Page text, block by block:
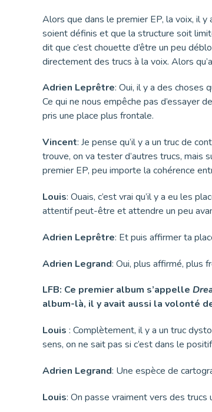
Alors que dans le premier EP, la voix, il
soient définis et que la structure soit
dit que c’est chouette d’être un peu
directement des trucs à la voix. Alors
Adrien Leprêtre: Oui, il y a des choses
Ce qui ne nous empêche pas d’essayer
pris une place plus frontale.
Vincent: Je pense qu’il y a un truc de
trouve, on va tester d’autres trucs, mais
premier EP, peu importe la cohérence
Louis: Ouais, c’est vrai qu’il y a eu les
attentif peut-être et attendre un peu
Adrien Leprêtre: Et puis affirmer ta
Adrien Legrand: Oui, plus affirmé, plus
LFB: Ce premier album s’appelle
album-là, il y avait aussi la volonté
Louis : Complètement, il y a un truc
sens, on ne sait pas si c’est dans le
Adrien Legrand: Une espèce de
Louis: On passe vraiment vers des